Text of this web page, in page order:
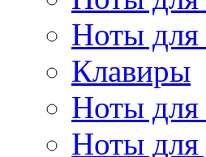
Ноты для
Клавиры
Ноты для
Ноты для